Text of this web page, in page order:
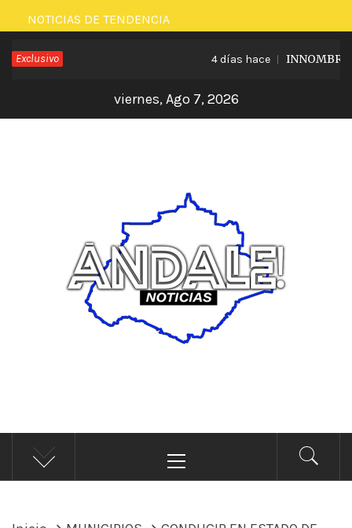
Saltar
al
contenido
NOTICIAS DE TENDENCIA
Exclusivo 4 días hace
viernes, Ago 7, 2026
ÁNDALE NOTICIAS
Noticias
principal